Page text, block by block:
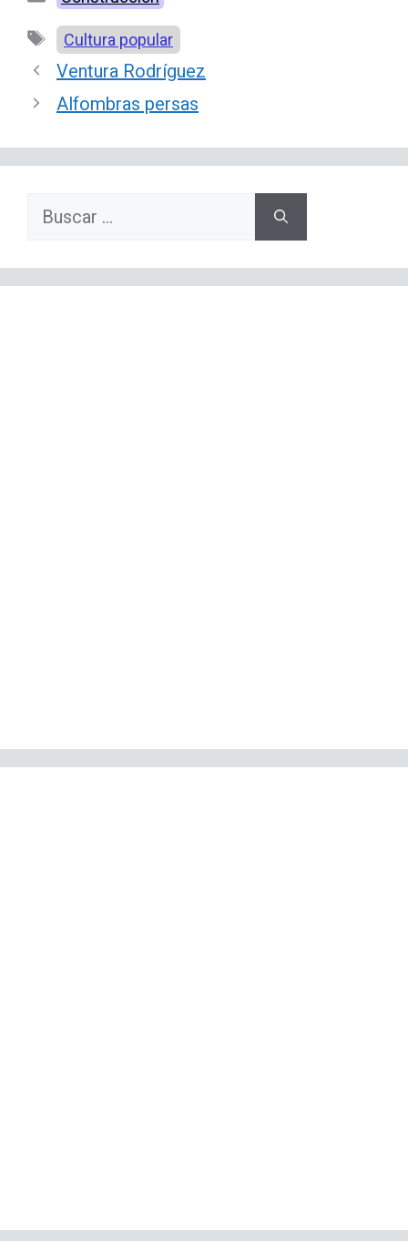
Etiquetas
Cultura popular
Ventura Rodríguez
Alfombras persas
Buscar: